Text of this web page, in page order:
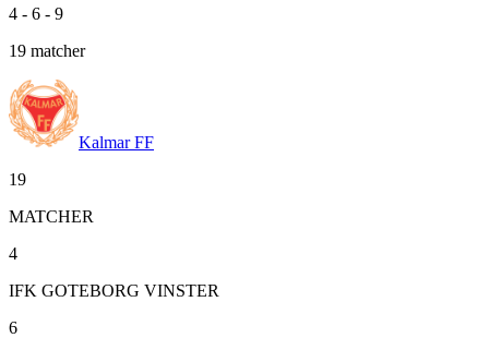
4 - 6 - 9
19 matcher
Kalmar FF
19
MATCHER
4
IFK GOTEBORG VINSTER
6